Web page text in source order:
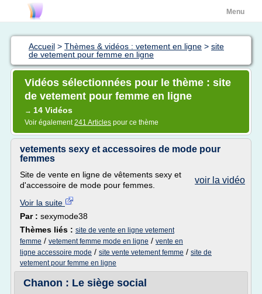
Menu
Accueil > Thèmes & vidéos : vetement en ligne > site
de vetement pour femme en ligne
Vidéos sélectionnées pour le thème : site
de vetement pour femme en ligne
→ 14 Vidéos
Voir également241 Articles pour ce thème
vetements sexy et accessoires de mode pour
femmes
voir la vidéo
Site de vente en ligne de vêtements sexy et
d'accessoire de mode pour femmes.
Voir la suite
Par : sexymode38
Thèmes liés : site de vente en ligne vetement
femme / vetement femme mode en ligne / vente en
ligne accessoire mode / site vente vetement femme / site de
vetement pour femme en ligne
Chanon : Le siège social